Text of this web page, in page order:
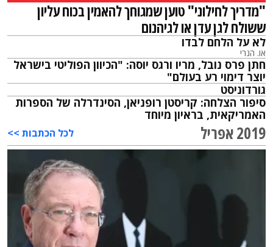
"מדריך לחילוני" טוען שמגוחך להאמין בכוח עליון
ששולח לגן עדן או לגיהנום
לא על הלחם לבדו
או. הנרי
חתן פרס נובל, מריו ורגס יוסה: "הכיוון הפוליטי בישראל
יוצר דימוי רע בעולם"
גורדוניסט
סיפור הצלחה: קריסטן רופניאן, הסינדרלה של הספרות
האמריקאית, בראיון מיוחד
2019 אפריל לכל הכתבות >>